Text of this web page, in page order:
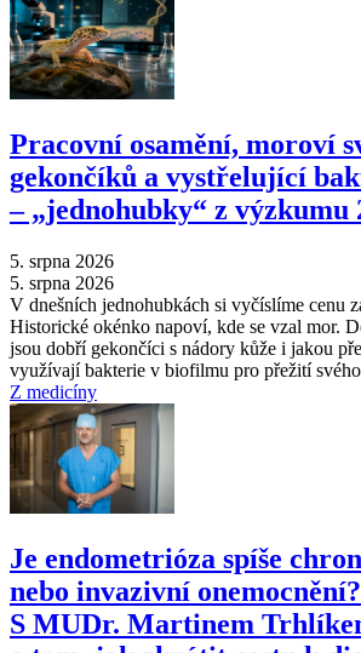
Pracovní osamění, moroví
gekončíků a vystřelující
–⁠ „jednohubky“ z výzkumu
5. srpna 2026
5. srpna 2026
V dnešních jednohubkách si vyčíslíme cenu
Historické okénko napoví, kde se vzal mor.
jsou dobří gekončíci s nádory kůže i jakou
využívají bakterie v biofilmu pro přežití
Z medicíny
Je endometrióza spíše
nebo invazivní onemocnění?
S MUDr. Martinem